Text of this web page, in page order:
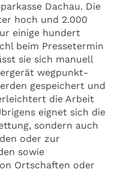
Dachau. Die
hoch und 2.000
einige hundert
beim Pressetermin
sie sich manuell
wegpunkt-
gespeichert und
die Arbeit
eignet sich die
sondern auch
oder zur
sowie
Ortschaften oder